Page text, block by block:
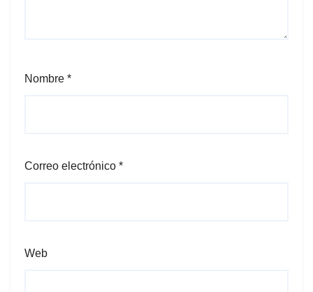
Nombre *
Correo electrónico *
Web